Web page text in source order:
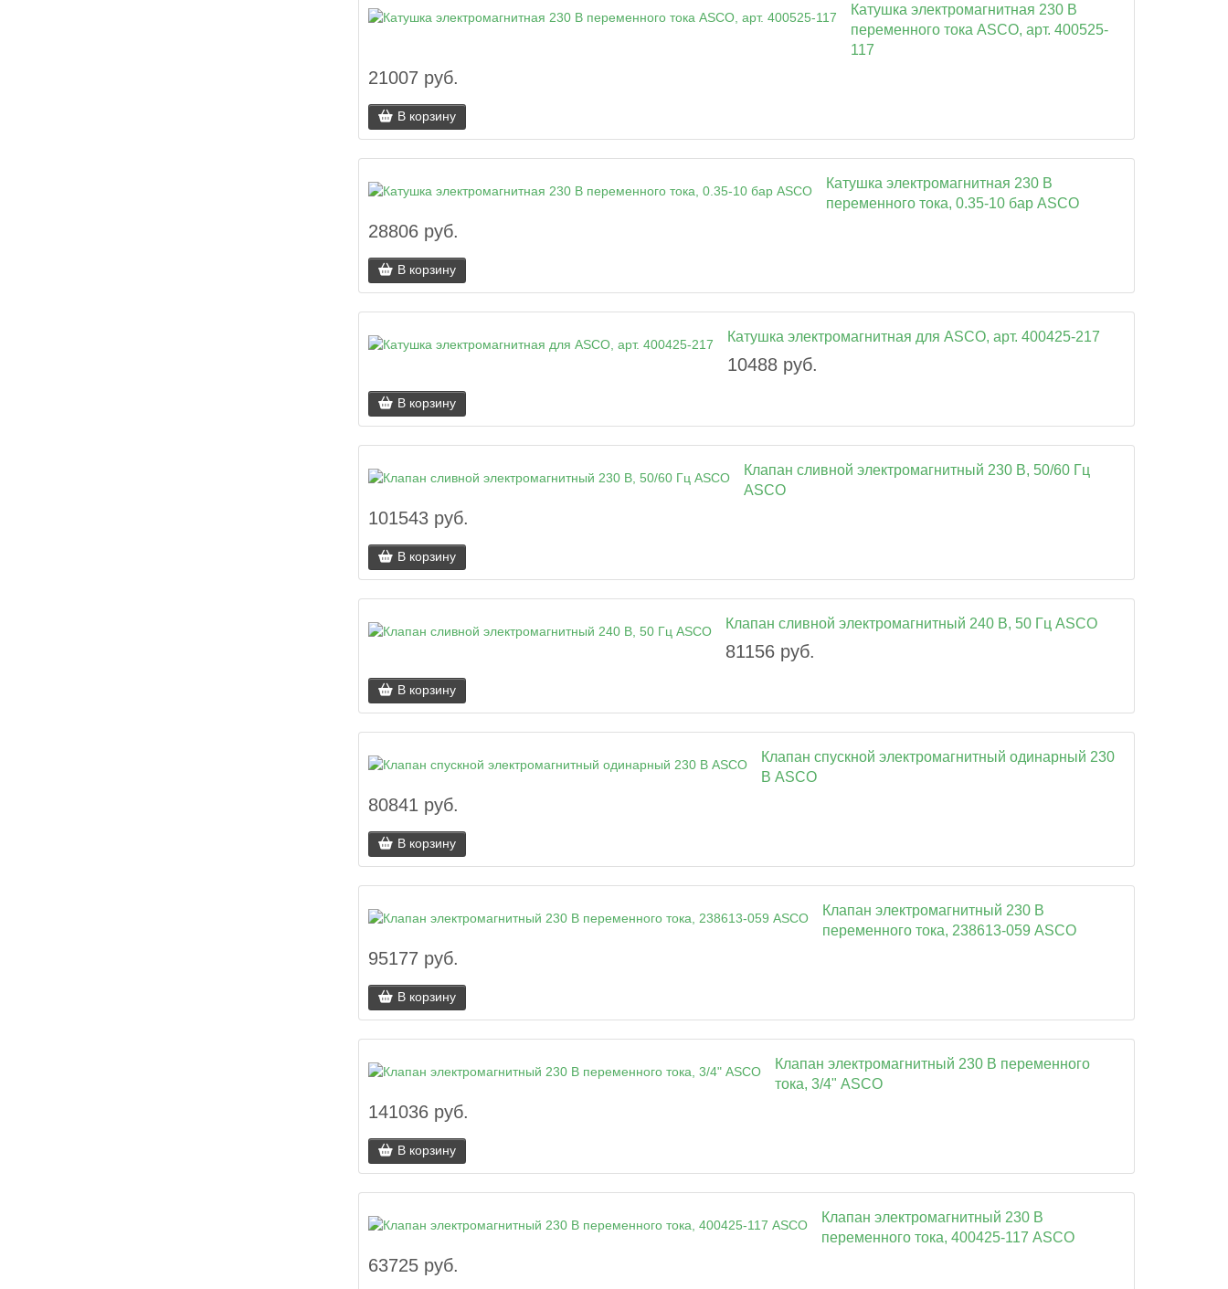
Катушка электромагнитная 230 В
переменного тока ASCO, арт. 400525-
117
21007 руб.
В корзину
Катушка электромагнитная 230 В
переменного тока, 0.35-10 бар ASCO
28806 руб.
В корзину
Катушка электромагнитная для ASCO, арт. 400425-217
10488 руб.
В корзину
Клапан сливной электромагнитный 230 В, 50/60 Гц
ASCO
101543 руб.
В корзину
Клапан сливной электромагнитный 240 В, 50 Гц ASCO
81156 руб.
В корзину
Клапан спускной электромагнитный одинарный 230
В ASCO
80841 руб.
В корзину
Клапан электромагнитный 230 В
переменного тока, 238613-059 ASCO
95177 руб.
В корзину
Клапан электромагнитный 230 В переменного
тока, 3/4" ASCO
141036 руб.
В корзину
Клапан электромагнитный 230 В
переменного тока, 400425-117 ASCO
63725 руб.